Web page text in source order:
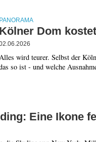
PANORAMA
Kölner Dom
wird teurer. Selbst der
so ist - und welche
Eine Ikone